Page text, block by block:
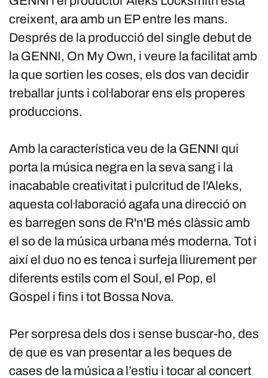
creixent, ara amb un EP entre les mans.
Després de la producció del single debut de
la GENNI, On My Own, i veure la facilitat amb
la que sortien les coses, els dos van decidir
treballar junts i col·laborar ens els properes
produccions.
Amb la característica veu de la GENNI qui
porta la música negra en la seva sang i la
inacabable creativitat i pulcritud de l'Aleks,
aquesta col·laboració agafa una direcció on
es barregen sons de R'n'B més clàssic amb
el so de la música urbana més moderna. Tot i
així el duo no es tenca i surfeja lliurement per
diferents estils com el Soul, el Pop, el
Gospel i fins i tot Bossa Nova.
Per sorpresa dels dos i sense buscar-ho, des
de que es van presentar a les beques de
cases de la música a l’estiu i tocar al concert